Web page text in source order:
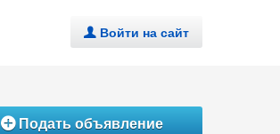
. Войти на сайт
ÁПодать объявление